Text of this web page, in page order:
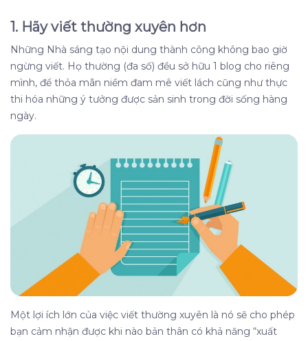
1. Hãy viết thường xuyên hơn
Những Nhà sáng tạo nội dung thành công không bao giờ
ngừng viết. Họ thường (đa số) đều sở hữu 1 blog cho riêng
mình, để thỏa mãn niềm đam mê viết lách cũng như thực
thi hóa những ý tưởng được sản sinh trong đời sống hàng
ngày.
Một lợi ích lớn của việc viết thường xuyên là nó sẽ cho phép
bạn cảm nhận được khi nào bản thân có khả năng “xuất